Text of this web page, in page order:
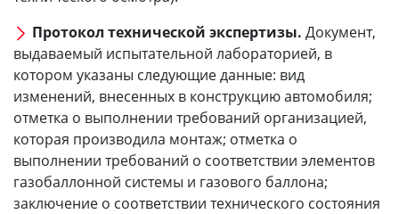
Протокол технической экспертизы. Документ,
выдаваемый испытательной лабораторией, в
котором указаны следующие данные: вид
изменений, внесенных в конструкцию автомобиля;
отметка о выполнении требований организацией,
которая производила монтаж; отметка о
выполнении требований о соответствии элементов
газобаллонной системы и газового баллона;
заключение о соответствии технического состояния